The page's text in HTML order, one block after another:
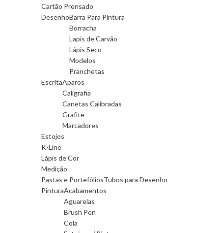
Cartão Prensado
DesenhoBarra Para Pintura
Borracha
Lapis de Carvão
Lápis Seco
Modelos
Pranchetas
EscritaAparos
Caligrafia
Canetas Calibradas
Grafite
Marcadores
Estojos
K-Line
Lápis de Cor
Medição
Pastas e PortefóliosTubos para Desenho
PinturaAcabamentos
Aguarelas
Brush Pen
Cola